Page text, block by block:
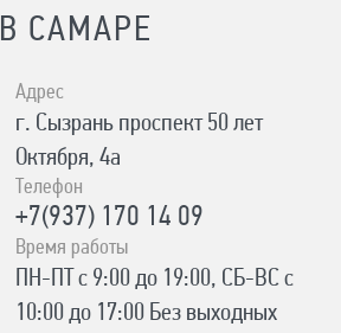
В САМАРЕ
Адрес
г. Сызрань ​проспект 50 лет
Октября, 4а
Телефон
+7(937) 170 14 09
Время работы
ПН-ПТ с 9:00 до 19:00, СБ-ВС с
10:00 до 17:00 Без выходных